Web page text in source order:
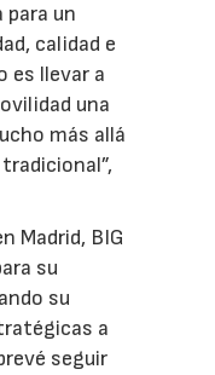
para un
calidad e
es llevar a
una
más allá
Madrid, BIG
su
su
a
seguir